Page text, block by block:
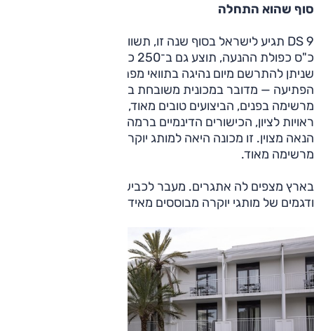
סוף שהוא התחלה
כ"ס כפולת ההנעה, תוצע גם ב־250 כ"ס. לכשעצמה, וככל
הפתיעה — מדובר במכונית משובחת ביותר. מכובדת בחוץ,
מרשימה בפנים, הביצועים טובים מאוד, נוחות הנסיעה ואיכותה
ראויות לציון, הכישורים הדינמיים ברמה גבוהה וכוללים מקדם
הנאה מצוין. זו מכונה היאה למותג יוקרה, והיא מגובשת מאוד,
מרשימה מאוד.
בארץ מצפים לה אתגרים. מעבר לכבישי ישראל, תג המחיר מחד
ודגמים של מותגי יוקרה מבוססים מאידך, לא יעניקו לה הנחות.